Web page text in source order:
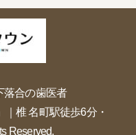
落合の歯医者
｜椎 名町駅徒歩6分・
Reserved.